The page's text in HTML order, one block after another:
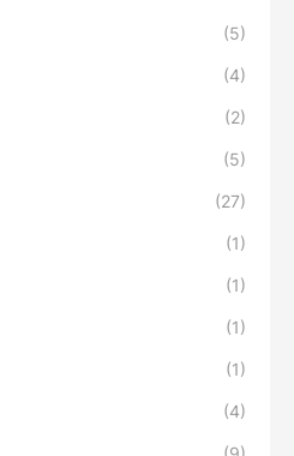
(5)
(4)
(2)
(5)
(27)
(1)
(1)
(1)
(1)
(4)